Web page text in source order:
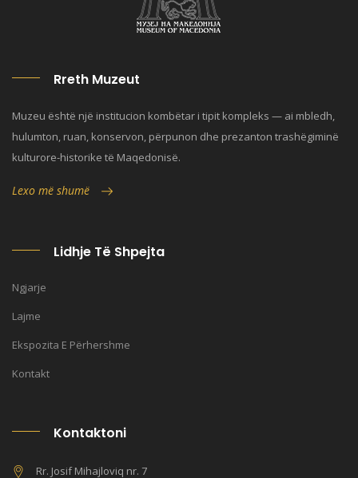
Rreth Muzeut
Muzeu është një institucion kombëtar i tipit kompleks — ai mbledh,
hulumton, ruan, konservon, përpunon dhe prezanton trashëgiminë
kulturore-historike të Maqedonisë.
Lexo më shumë
Lidhje Të Shpejta
Ngjarje
Lajme
Ekspozita E Përhershme
Kontakt
Kontaktoni
Rr. Josif Mihajloviq nr. 7